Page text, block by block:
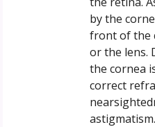
by the
front of the
or the lens.
the cornea
correct
astigmatism.